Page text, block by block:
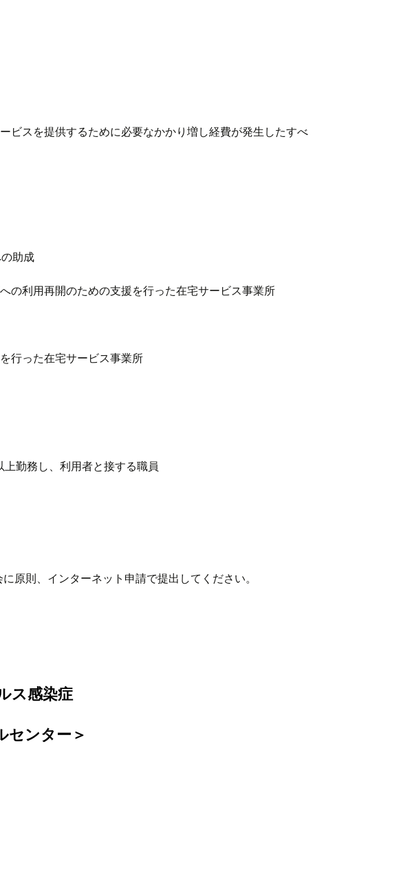
ビスを提供するために必要なかかり増し経費が発生したすべ
助成
の利用再開のための支援を行った在宅サービス事業所
行った在宅サービス事業所
勤務し、利用者と接する職員
原則、インターネット申請で提出してください。
ス感染症
センター＞